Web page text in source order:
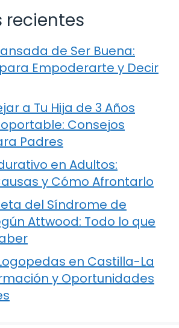
recientes
de Ser Buena:
Empoderarte y Decir
a Tu Hija de 3 Años
Consejos
Padres
en Adultos:
y Cómo Afrontarlo
del Síndrome de
Attwood: Todo lo que
en Castilla-La
y Oportunidades